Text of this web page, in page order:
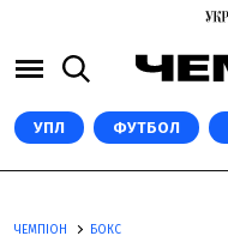
УПЛ ФУТБОЛ
ЧЕМПІОН БОКС